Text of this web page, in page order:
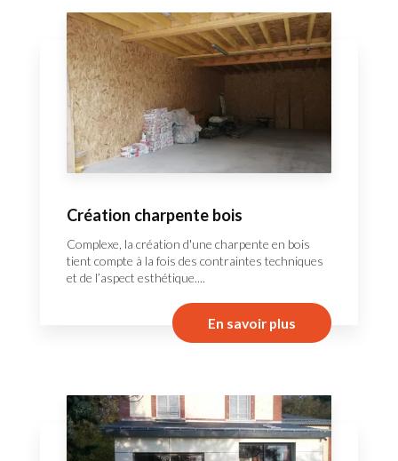
Création charpente bois
Complexe, la création d'une charpente en bois
tient compte à la fois des contraintes techniques
et de l’aspect esthétique....
En savoir plus